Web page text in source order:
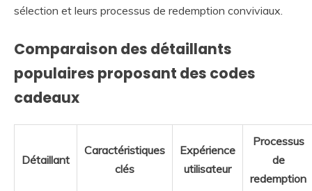
sélection et leurs processus de redemption conviviaux.
Comparaison des détaillants
populaires proposant des codes
cadeaux
Détaillant
Caractéristiques
clés
Expérience
utilisateur
Processus
de
redemption